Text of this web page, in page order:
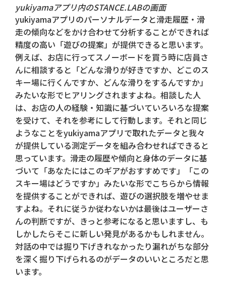
yukiyamaアプリ内のSTANCE.LABの画面
yukiyamaアプリのパーソナルデータと滑走履歴・滑
走の傾向などをかけ合わせて分析することができれば
精度の高い「遊びの提案」が提供できると思います。
例えば、お店に行ってスノーボードを買う時に店員さ
んに相談すると「どんな滑りが好きですか、どこのス
キー場に行くんですか、どんな滑りをするんですか」
みたいな形でヒアリングされますよね。相談した人
は、お店の人の経験・知識に基づいていろいろな提案
を受けて、それを参考にして行動します。それと同じ
ようなことをyukiyamaアプリで取れたデータと我々
が提供している測定データを組み合わせればできると
思っています。滑走の履歴や傾向と身体のデータに基
づいて「あなたにはこのギアがおすすめです」「この
スキー場はどうですか」みたいな形でこちらから情報
を提供することができれば、遊びの選択肢を増やせま
すよね。それに従うか従わないかは最後はユーザーさ
んの判断ですが、きっと参考になると思いますし、も
しかしたらそこに新しい発見があるかもしれません。
対話の中では掘り下げきれなかったり漏れがちな部分
を深く掘り下げられるのがデータのいいところだと思
います。